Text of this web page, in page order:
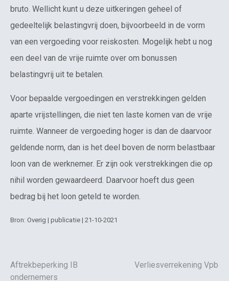
bruto. Wellicht kunt u deze uitkeringen geheel of
gedeeltelijk belastingvrij doen, bijvoorbeeld in de vorm
van een vergoeding voor reiskosten. Mogelijk hebt u nog
een deel van de vrije ruimte over om bonussen
belastingvrij uit te betalen.
Voor bepaalde vergoedingen en verstrekkingen gelden
aparte vrijstellingen, die niet ten laste komen van de vrije
ruimte. Wanneer de vergoeding hoger is dan de daarvoor
geldende norm, dan is het deel boven de norm belastbaar
loon van de werknemer. Er zijn ook verstrekkingen die op
nihil worden gewaardeerd. Daarvoor hoeft dus geen
bedrag bij het loon geteld te worden.
Bron: Overig | publicatie | 21-10-2021
Aftrekbeperking IB
ondernemers
Verliesverrekening Vpb